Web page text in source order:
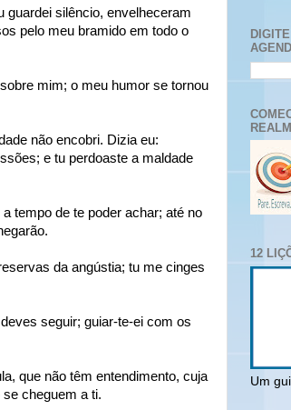
guardei silêncio, envelheceram
pelo meu bramido em todo o
mim; o meu humor se tornou
não encobri. Dizia eu:
e tu perdoaste a maldade
tempo de te poder achar; até no
da angústia; tu me cinges
seguir; guiar-te-ei com os
que não têm entendimento, cuja
cheguem a ti.
12
Um